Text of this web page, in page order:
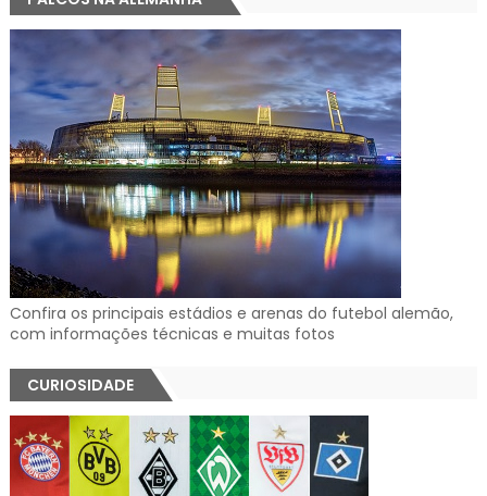
Confira os principais estádios e arenas do futebol alemão,
com informações técnicas e muitas fotos
CURIOSIDADE